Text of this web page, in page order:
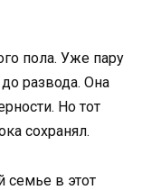
пола. Уже пару
развода. Она
Но тот
сохранял.
семье в этот